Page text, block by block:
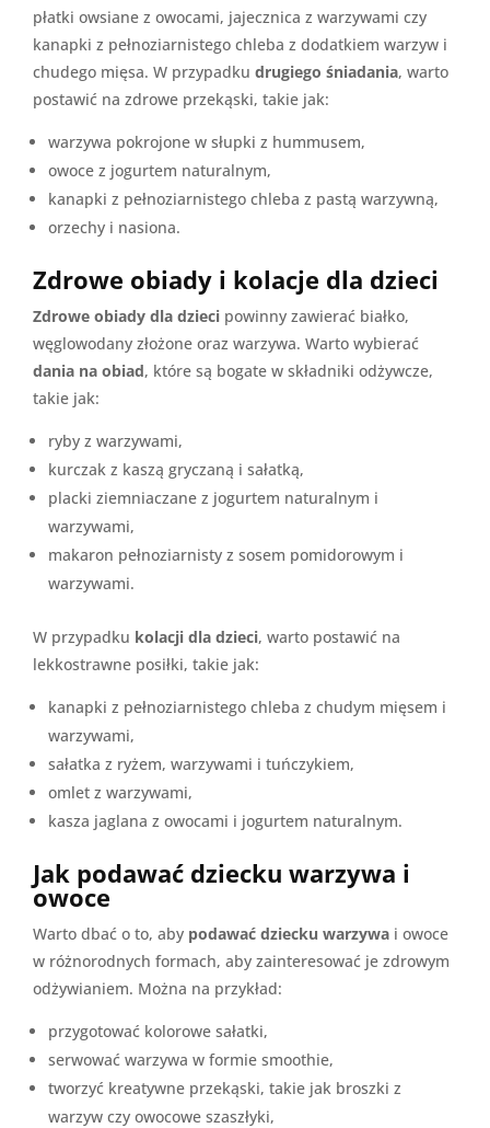
płatki owsiane z owocami, jajecznica z warzywami czy
kanapki z pełnoziarnistego chleba z dodatkiem warzyw i
chudego mięsa. W przypadku drugiego śniadania, warto
postawić na zdrowe przekąski, takie jak:
warzywa pokrojone w słupki z hummusem,
owoce z jogurtem naturalnym,
kanapki z pełnoziarnistego chleba z pastą warzywną,
orzechy i nasiona.
Zdrowe obiady i kolacje dla dzieci
Zdrowe obiady dla dzieci powinny zawierać białko,
węglowodany złożone oraz warzywa. Warto wybierać
dania na obiad, które są bogate w składniki odżywcze,
takie jak:
ryby z warzywami,
kurczak z kaszą gryczaną i sałatką,
placki ziemniaczane z jogurtem naturalnym i
warzywami,
makaron pełnoziarnisty z sosem pomidorowym i
warzywami.
W przypadku kolacji dla dzieci, warto postawić na
lekkostrawne posiłki, takie jak:
kanapki z pełnoziarnistego chleba z chudym mięsem i
warzywami,
sałatka z ryżem, warzywami i tuńczykiem,
omlet z warzywami,
kasza jaglana z owocami i jogurtem naturalnym.
Jak podawać dziecku warzywa i
owoce
Warto dbać o to, aby podawać dziecku warzywa i owoce
w różnorodnych formach, aby zainteresować je zdrowym
odżywianiem. Można na przykład:
przygotować kolorowe sałatki,
serwować warzywa w formie smoothie,
tworzyć kreatywne przekąski, takie jak broszki z
warzyw czy owocowe szaszłyki,